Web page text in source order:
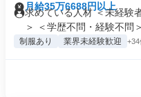
月給35万6688円以上
求めている人材 ＜未経験
＞ ＜学歴不問・経験不問＞
制服あり 業界未経験歓迎 +34